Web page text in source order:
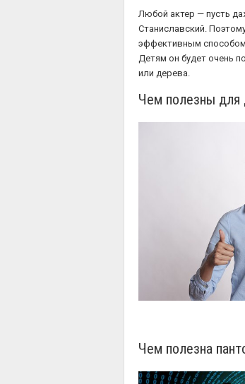
Любой актер — пусть
Станиславский.
эффективным способом
Детям он будет очень
или дерева.
Чем полезны для
Чем полезна